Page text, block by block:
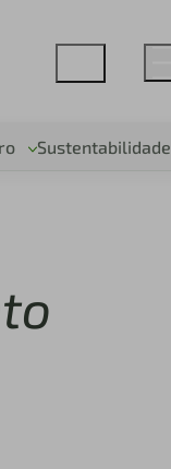
Sustentabilidade